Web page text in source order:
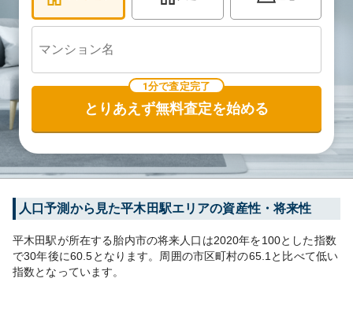
1分で査定完了
とりあえず無料査定を始める
人口予測から見た平木田駅エリアの資産性・将来性
平木田駅が所在する 胎内市の将来人口は2020年を100とした指数
で30年後に60.5となります。 周囲の市区町村の65.1 と比べて低い
指数となっています。